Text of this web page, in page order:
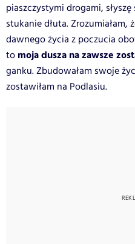
piaszczystymi drogami,
stukanie dłuta.
dawnego życia z poczucia
to moja dusza na zawsze
ganku. Zbudowałam swoje
zostawiłam na Podlasiu.